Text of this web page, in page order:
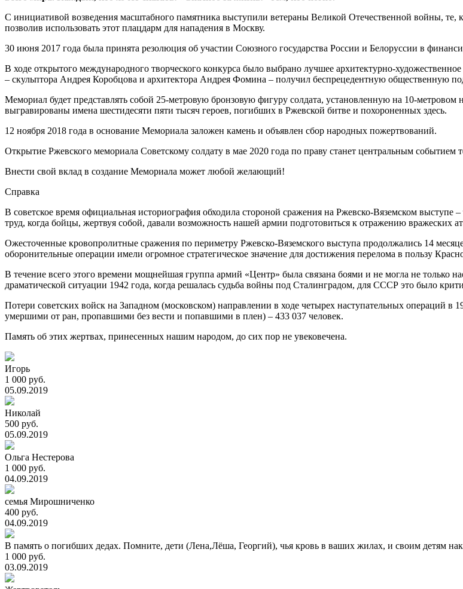
С инициативой возведения масштабного памятника выступили ветераны Великой Отечественной войны, те,
позволив использовать этот плацдарм для нападения в Москву.
30 июня 2017 года была принята резолюция об участии Союзного государства России и Белоруссии в
В ходе открытого международного творческого конкурса было выбрано лучшее архитектурно-
– скульптора Андрея Коробцова и архитектора Андрея Фомина – получил беспрецедентную общественную
Мемориал будет представлять собой 25-метровую бронзовую фигуру солдата, установленную на 10-
выгравированы имена шестидесяти пяти тысяч героев, погибших в Ржевской битве и похороненных здесь.
12 ноября 2018 года в основание Мемориала заложен камень и объявлен сбор народных пожертвований.
Открытие Ржевского мемориала Советскому солдату в мае 2020 года по праву станет центральным
Внести свой вклад в создание Мемориала может любой желающий!
Справка
В советское время официальная историография обходила стороной сражения на Ржевско-Вяземском
труд, когда бойцы, жертвуя собой, давали возможность нашей армии подготовиться к отражению вражеских
Ожесточенные кровопролитные сражения по периметру Ржевско-Вяземского выступа продолжались 14
оборонительные операции имели огромное стратегическое значение для достижения перелома в пользу
В течение всего этого времени мощнейшая группа армий «Центр» была связана боями и не могла не только
драматической ситуации 1942 года, когда решалась судьба войны под Сталинградом, для СССР это было
Потери советских войск на Западном (московском) направлении в ходе четырех наступательных операций в
умершими от ран, пропавшими без вести и попавшими в плен) – 433 037 человек.
Память об этих жертвах, принесенных нашим народом, до сих пор не увековечена.
Игорь
1 000 руб.
05.09.2019
Николай
500 руб.
05.09.2019
Ольга Нестерова
1 000 руб.
04.09.2019
семья Мирошниченко
400 руб.
04.09.2019
В память о погибших дедах. Помните, дети (Лена,Лёша, Георгий), чья кровь в ваших жилах, и своим детям
1 000 руб.
03.09.2019